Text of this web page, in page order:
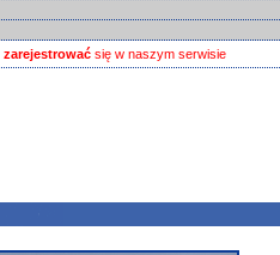
zarejestrować się w naszym serwisie